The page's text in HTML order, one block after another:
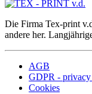
Die Firma Tex-print
andere her.
AGB
GDPR -
Cookies